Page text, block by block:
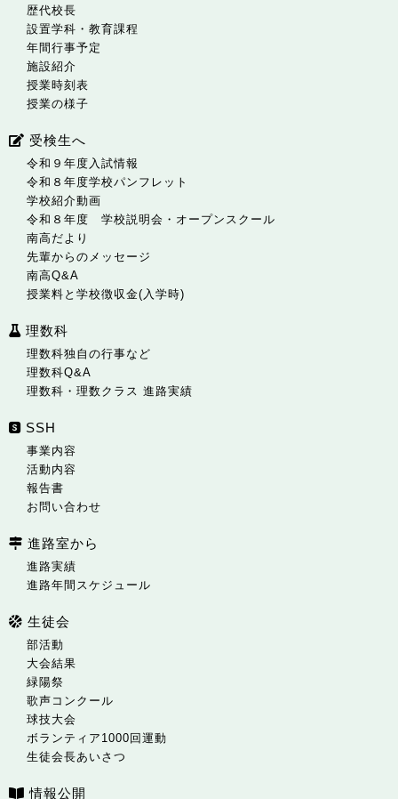
歴代校長
設置学科・教育課程
年間行事予定
施設紹介
授業時刻表
授業の様子
受検生へ
令和９年度入試情報
令和８年度学校パンフレット
学校紹介動画
令和８年度 学校説明会・オープンスクール
南高だより
先輩からのメッセージ
南高Q&A
授業料と学校徴収金(入学時)
理数科
理数科独自の行事など
理数科Q&A
理数科・理数クラス 進路実績
SSH
事業内容
活動内容
報告書
お問い合わせ
進路室から
進路実績
進路年間スケジュール
生徒会
部活動
大会結果
緑陽祭
歌声コンクール
球技大会
ボランティア1000回運動
生徒会長あいさつ
情報公開